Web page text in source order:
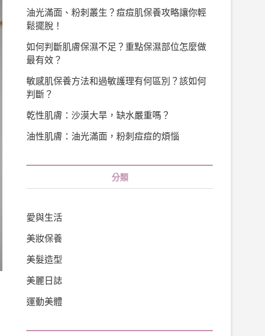
油光滿面、粉刺叢生？痘痘肌保養攻略讓你輕
鬆擺脫！
如何判斷肌膚保濕不足？重點保濕部位怎麼做
最有效？
敏感肌保養方法和過敏護理有何區別？該如何
判斷？
乾性肌膚：沙漠大旱，缺水嚴重嗎？
油性肌膚：油光滿面，粉刺痘痘的煩惱
分類
愛與生活
美妝保養
美髮造型
美麗日誌
運動美體